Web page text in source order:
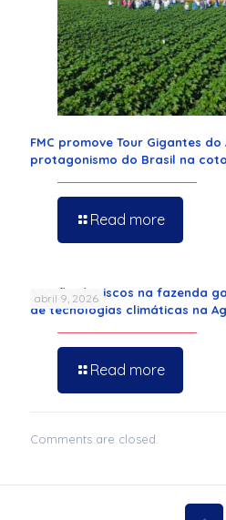
FMC promove Tour Gigantes
protagonismo do Brasil na
Read more
abril 9, 2026
Gestão de riscos na fazenda
de tecnologias climáticas na
Read more
Comments are closed.